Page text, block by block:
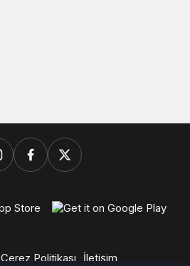
Çerez Politikası
İletişim